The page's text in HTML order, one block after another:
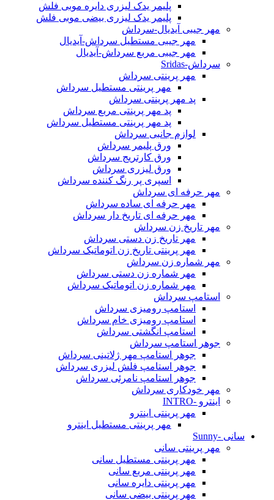
پلیمر یدک لیزری دایره موبی فلش
پلیمر یدک لیزری بیضی موبی فلش
مهر جیبی آیدیال-سرداش
مهر جیبی مستطیل سرداش-آیدیال
مهر جیبی مربع سرداش-آیدیال
سرداش-Sridas
مهر پرینتی سرداش
مهر پرینتی مستطیل سرداش
پد مهر پرینتی سرداش
پد مهر پرینتی مربع سرداش
پد مهر پرینتی مستطیل سرداش
لوازم جانبی سرداش
ورق پلیمر سرداش
ورق کارتریج سرداش
ورق لیزری سرداش
اسپری پر رنگ کننده سرداش
مهر حرفه ای سرداش
مهر حرفه ای ساده سرداش
مهر حرفه ای تاریخ دار سرداش
مهر تاریخ زن سرداش
مهر تاریخ زن دستی سرداش
مهر پرینتی تاریخ زن اتوماتیک سرداش
مهر شماره زن سرداش
مهر شماره زن دستی سرداش
مهر شماره زن اتوماتیک سرداش
استامپ سرداش
استامپ رومیزی سرداش
استامپ رومیزی خام سرداش
استامپ انگشتی سرداش
جوهر استامپ سرداش
جوهر استامپ مهر ژلاتینی سرداش
جوهر استامپ فلش لیزری سرداش
جوهر استامپ نامرئی سرداش
مهر خودکاری سرداش
اینترو -INTRO
مهر پرینتی اینترو
مهر پرینتی مستطیل اینترو
سانی -Sunny
مهر پرینتی سانی
مهر پرینتی مستطیل سانی
مهر پرینتی مربع سانی
مهر پرینتی دایره سانی
مهر پرینتی بیضی سانی